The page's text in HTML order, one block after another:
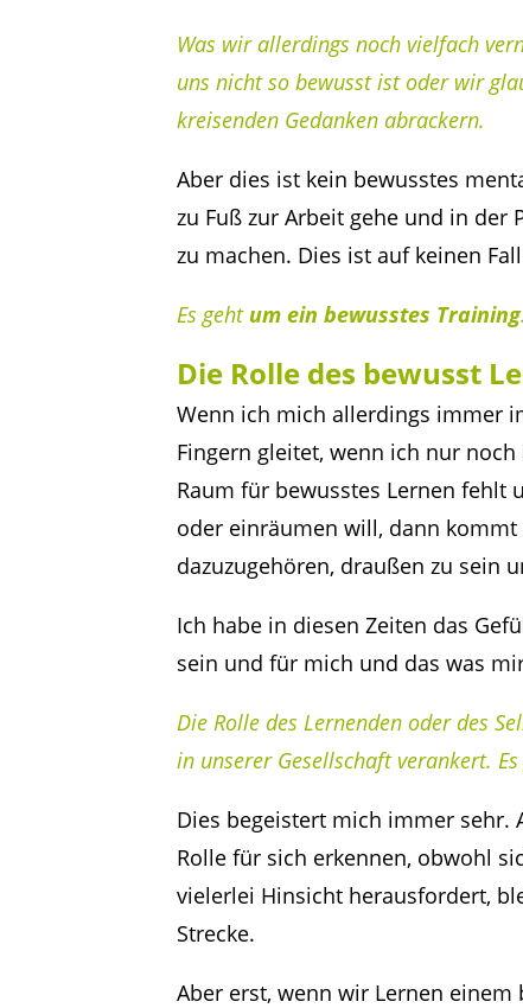
Was wir allerdings noch vielfach
uns nicht so bewusst ist oder wir
kreisenden Gedanken abrackern.
Aber dies ist kein bewusstes
zu Fuß zur Arbeit gehe und in
zu machen. Dies ist auf keinen
Es geht um ein bewusstes Training.
Die Rolle des bewusst
Wenn ich mich allerdings immer
Fingern gleitet, wenn ich nur
Raum für bewusstes Lernen
oder einräumen will, dann
dazuzugehören, draußen zu sein
Ich habe in diesen Zeiten das
sein und für mich und das was
Die Rolle des Lernenden oder des
in unserer Gesellschaft verankert.
Dies begeistert mich immer sehr.
Rolle für sich erkennen, obwohl
vielerlei Hinsicht herausfordert,
Strecke.
Aber erst, wenn wir Lernen